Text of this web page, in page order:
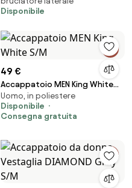
Disponibile
49 €
Accappatoio MEN King White
S/M
Uomo, in poliestere
Disponibile
Consegna gratuita